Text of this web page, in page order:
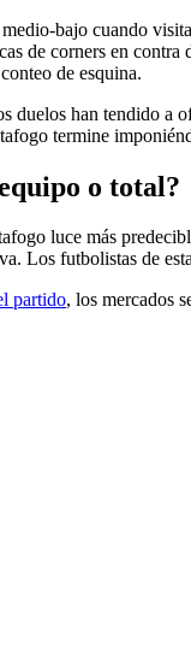
bajo cuando
de corners en
de esquina.
duelos han tendido a
termine
o total?
luce más
Los futbolistas de
partido, los mercados